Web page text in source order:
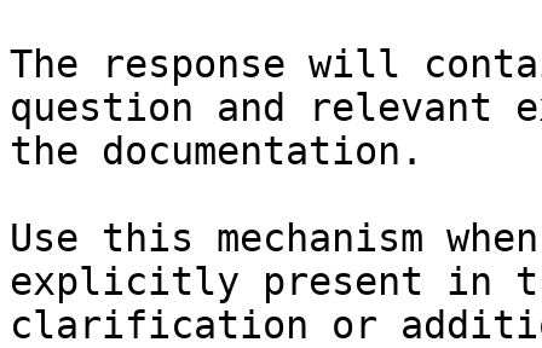
The response will
question and relevant
the documentation.
Use this mechanism
explicitly present in
clarification or